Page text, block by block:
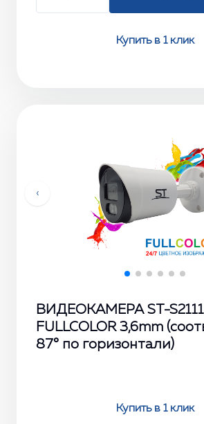
Купить в 1 клик
‹
ВИДЕОКАМЕРА ST-S2111
FULLCOLOR 3,6mm
87° по горизонтали)
Купить в 1 клик